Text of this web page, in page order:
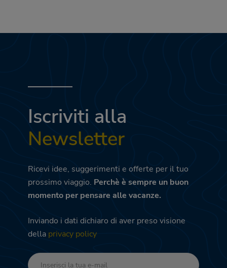
Iscriviti alla
Newsletter
Ricevi idee, suggerimenti e offerte per il tuo
prossimo viaggio. Perchè è sempre un buon
momento per pensare alle vacanze.
Inviando i dati dichiaro di aver preso visione
della privacy policy